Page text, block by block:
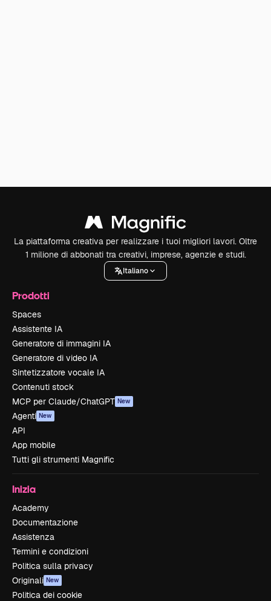
La piattaforma creativa per realizzare i tuoi migliori lavori. Oltre
1 milione di abbonati tra creativi, imprese, agenzie e studi.
Italiano
Prodotti
Spaces
Assistente IA
Generatore di immagini IA
Generatore di video IA
Sintetizzatore vocale IA
Contenuti stock
MCP per Claude/ChatGPT New
Agenti New
API
App mobile
Tutti gli strumenti Magnific
Inizia
Academy
Documentazione
Assistenza
Termini e condizioni
Politica sulla privacy
Originali New
Politica dei cookie